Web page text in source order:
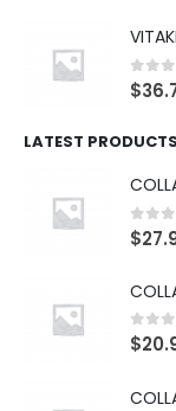
0
$
LATEST PRODUCTS
0
$
0
$